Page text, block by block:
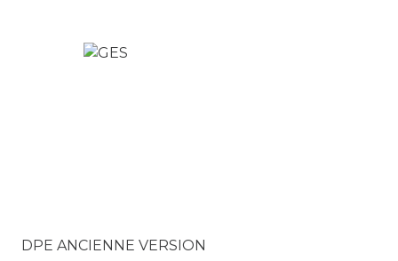
DPE ANCIENNE VERSION